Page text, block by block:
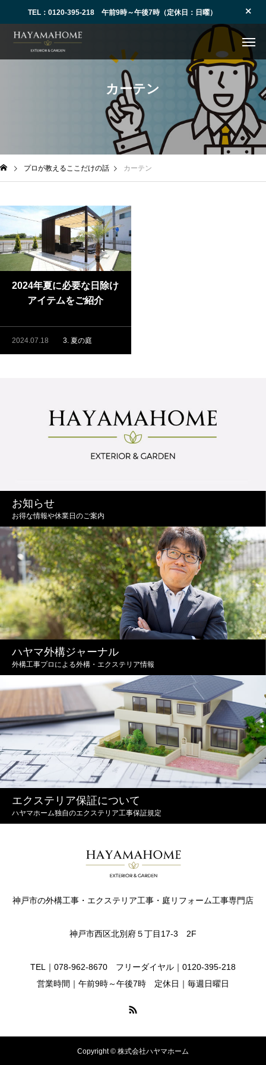
TEL：0120-395-218 午前9時～午後7時（定休日：日曜）
カーテン
プロが教えるここだけの話 カーテン
2024年夏に必要な日除け
アイテムをご紹介
2024.07.18 3. 夏の庭
お知らせ
お得な情報や休業日のご案内
ハヤマ外構ジャーナル
外構工事プロによる外構・エクステリア情報
エクステリア保証について
ハヤマホーム独自のエクステリア工事保証規定
神戸市の外構工事・エクステリア工事・庭リフォーム工事専門店
神戸市西区北別府５丁目17-3 2F
TEL｜078-962-8670 フリーダイヤル｜0120-395-218
営業時間｜午前9時～午後7時 定休日｜毎週日曜日
Copyright © 株式会社ハヤマホーム